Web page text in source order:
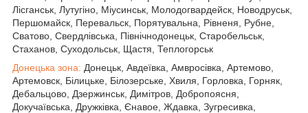
Лісганськ, Лутугіно, Міусинськ, Молодогвардейск, Новодруськ,
Першомайск, Перевальск, Порятувальна, Рівненя, Рубне,
Сватово, Свердлівська, Північнодонецьк, Старобельськ,
Стаханов, Суходольськ, Щастя, Теплогорськ
Донецька зона: Донецьк, Авдеївка, Амвросівка, Артемово,
Артемовск, Білицьке, Білозерське, Хвиля, Горловка, Горняк,
Дебальцово, Дзержинськ, Димітров, Добропоясня,
Докучаївська, Дружківка, Єнавое, Ждавка, Зугресивка,